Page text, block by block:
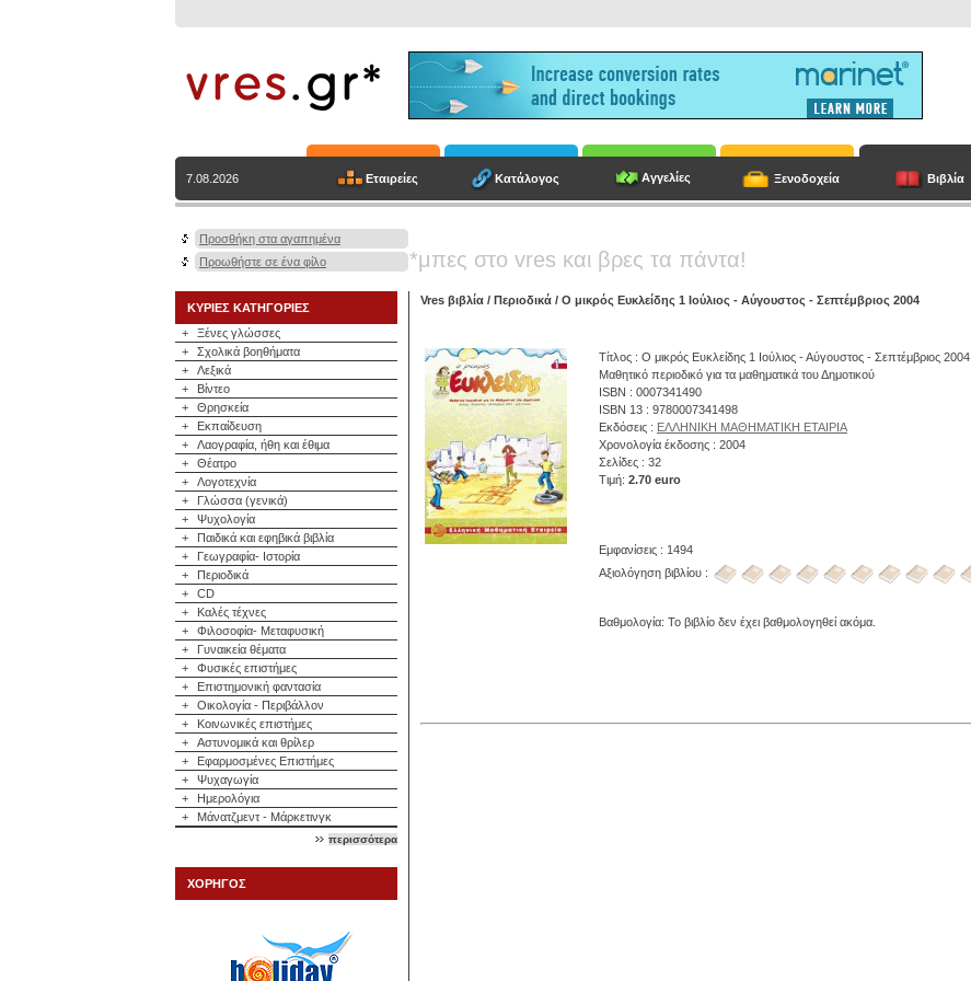
7.08.2026 Εταιρείες Κατάλογος Αγγελίες Ξενοδοχεία Βιβλία
Προσθήκη στα αγαπημένα
Προωθήστε σε ένα φίλο
*μπες στο vres και βρες τα πάντα!
ΚΥΡΙΕΣ ΚΑΤΗΓΟΡΙΕΣ
+
Ξένες γλώσσες
+
Σχολικά βοηθήματα
+
Λεξικά
+
Βίντεο
+
Θρησκεία
+
Εκπαίδευση
+
Λαογραφία, ήθη και έθιμα
+
Θέατρο
+
Λογοτεχνία
+
Γλώσσα (γενικά)
+
Ψυχολογία
+
Παιδικά και εφηβικά βιβλία
+
Γεωγραφία- Ιστορία
+
Περιοδικά
+
CD
+
Καλές τέχνες
+
Φιλοσοφία- Μεταφυσική
+
Γυναικεία θέματα
+
Φυσικές επιστήμες
+
Επιστημονική φαντασία
+
Οικολογία - Περιβάλλον
+
Κοινωνικές επιστήμες
+
Αστυνομικά και θρίλερ
+
Εφαρμοσμένες Επιστήμες
+
Ψυχαγωγία
+
Ημερολόγια
+
Μάνατζμεντ - Μάρκετινγκ
περισσότερα
ΧΟΡΗΓΟΣ
Vres βιβλία / Περιοδικά / Ο μικρός Ευκλείδης 1 Ιούλιος - Αύγουστος - Σεπτέμβριος 2004
Τίτλος : Ο μικρός Ευκλείδης 1 Ιούλιος - Αύγουστος - Σεπτέμβριος 2004
Μαθητικό περιοδικό για τα μαθηματικά του Δημοτικού
ISBN : 0007341490
ISBN 13 : 9780007341498
Εκδόσεις : ΕΛΛΗΝΙΚΗ ΜΑΘΗΜΑΤΙΚΗ ΕΤΑΙΡΙΑ
Χρονολογία έκδοσης : 2004
Σελίδες : 32
Τιμή: 2.70 euro
Εμφανίσεις : 1494
Αξιολόγηση βιβλίου :
Βαθμολογία: Το βιβλίο δεν έχει βαθμολογηθεί ακόμα.